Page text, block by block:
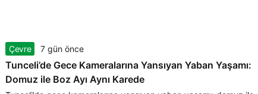
Çevre 7 gün önce
Tunceli’de Gece Kameralarına Yansıyan Yaban Yaşamı:
Domuz ile Boz Ayı Aynı Karede